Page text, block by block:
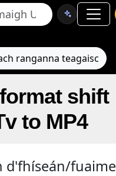
ranganna teagaisc
shift
to MP4
d'fhíseán/fuaime